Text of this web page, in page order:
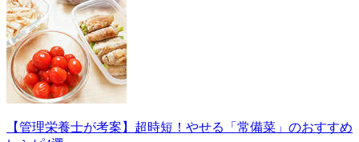
【管理栄養士が考案】超時短！やせる「常備菜」のおすすめ